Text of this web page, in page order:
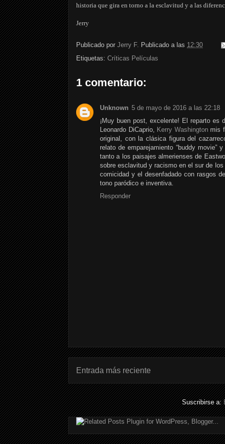
historia que gira en torno a la esclavitud y a las
Jerry
Publicado por Jerry F. Publicado a las 12:30
Etiquetas: Críticas Películas
1 comentario:
Unknown 5 de mayo de 2016 a las 22:18
¡Muy buen post, excelente! El reparto es
Leonardo DiCaprio, Kerry Washingtonmis
original, con la clásica figura del
relato de emparejamiento “buddy movie”
tanto a los paisajes almerienses de
sobre esclavitud y racismo en el sur de
comicidad y el desenfadado con rasgos
tono paródico e inventiva.
Responder
Entrada más reciente
Suscribirse a: